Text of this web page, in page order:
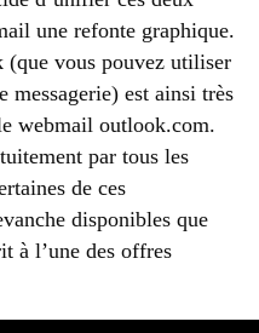
une refonte graphique.
(que vous pouvez utiliser
messagerie) est ainsi très
webmail outlook.com.
par tous les
de ces
disponibles que
à l’une des offres